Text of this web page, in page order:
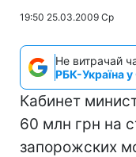
19:50 25.03.2009 Ср
Не витрачай
РБК-Україна
Кабинет
60 млн грн на
запорожских